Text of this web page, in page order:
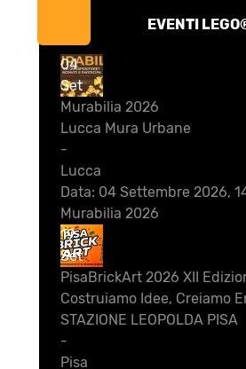
EVENTI
04
Set
Murabilia 2026
Lucca Mura Urbane
-
Lucca
Data: 04 Settembre 2026,
Murabilia 2026
19
Set
PisaBrickArt 2026 XII
Costruiamo Idee, Creiamo
STAZIONE LEOPOLDA PISA
-
Pisa